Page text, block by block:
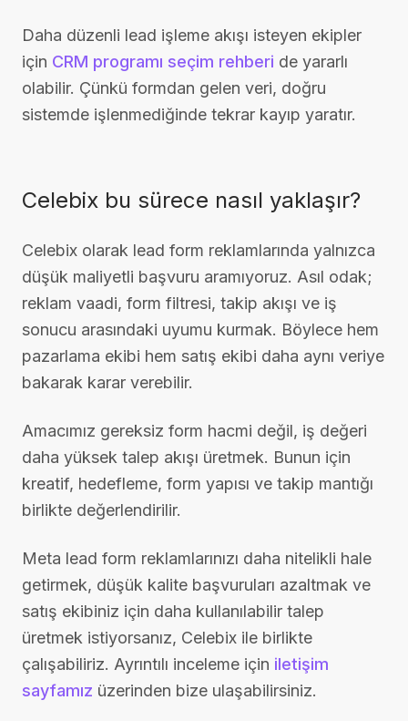
Daha düzenli lead işleme akışı isteyen ekipler
için CRM programı seçim rehberi de yararlı
olabilir. Çünkü formdan gelen veri, doğru
sistemde işlenmediğinde tekrar kayıp yaratır.
Celebix bu sürece nasıl yaklaşır?
Celebix olarak lead form reklamlarında yalnızca
düşük maliyetli başvuru aramıyoruz. Asıl odak;
reklam vaadi, form filtresi, takip akışı ve iş
sonucu arasındaki uyumu kurmak. Böylece hem
pazarlama ekibi hem satış ekibi daha aynı veriye
bakarak karar verebilir.
Amacımız gereksiz form hacmi değil, iş değeri
daha yüksek talep akışı üretmek. Bunun için
kreatif, hedefleme, form yapısı ve takip mantığı
birlikte değerlendirilir.
Meta lead form reklamlarınızı daha nitelikli hale
getirmek, düşük kalite başvuruları azaltmak ve
satış ekibiniz için daha kullanılabilir talep
üretmek istiyorsanız, Celebix ile birlikte
çalışabiliriz. Ayrıntılı inceleme için iletişim
sayfamız üzerinden bize ulaşabilirsiniz.